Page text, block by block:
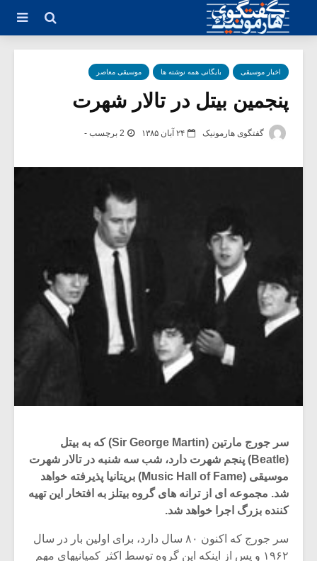
اخبار موسیقی بایگانی همه نوشته ها موسیقی معاصر
پنجمین بیتل در تالار شهرت
گفتگوی هارمونیک ۲۴ آبان ۱۳۸۵ 2 برچسب -
سر جورج مارتین (Sir George Martin) که به بیتل
(Beatle) پنجم شهرت دارد، شب سه شنبه در تالار شهرت
موسیقی (Music Hall of Fame) بریتانیا پذیرفته خواهد
شد. مجموعه ای از ترانه های گروه بیتلز به افتخار این تهیه
کننده بزرگ اجرا خواهد شد.
سر جورج که اکنون ۸۰ سال دارد، برای اولین بار در سال
۱۹۶۲ و پس از اینکه این گروه توسط اکثر کمپانیهای مهم